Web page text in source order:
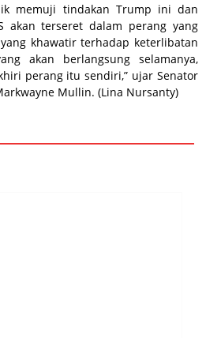
memuji tindakan Trump ini dan
akan terseret dalam perang yang
khawatir terhadap keterlibatan
akan berlangsung selamanya,
perang itu sendiri,” ujar Senator
Mullin. (Lina Nursanty)